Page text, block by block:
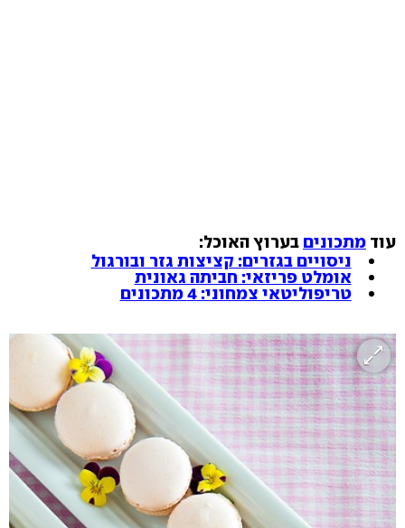
עוד מתכונים בערוץ האוכל:
ניסויים בגזרים: קציצות גזר ובורגול
אומלט פריזאי: חביתה גאונית
טריפוליטאי צמחוני: 4 מתכונים